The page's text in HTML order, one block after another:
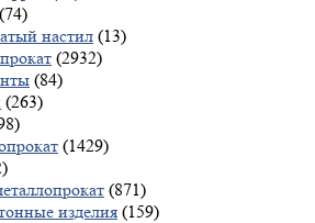
(74)
настил (13)
(2932)
(84)
(263)
(1429)
(871)
изделия (159)